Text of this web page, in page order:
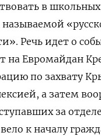
в
Речь идет о
на Евромайдан
по захвату
а затем
за
к началу